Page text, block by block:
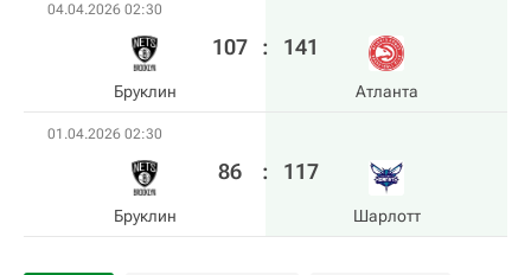
04.04.2026 02:30
Бруклин
107 : 141
Атланта
01.04.2026 02:30
Бруклин
86 : 117
Шарлотт